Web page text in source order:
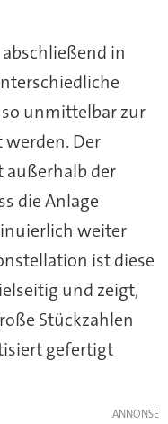
in
so unmittelbar zur
Der
außerhalb der
die Anlage
weiter
ist diese
und zeigt,
Stückzahlen
gefertigt